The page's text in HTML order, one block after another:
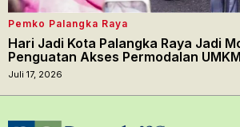
Pemko Palangka Raya
Hari Jadi Kota Palangka Raya Jadi
Penguatan Akses Permodalan UMKM
Juli 17, 2026